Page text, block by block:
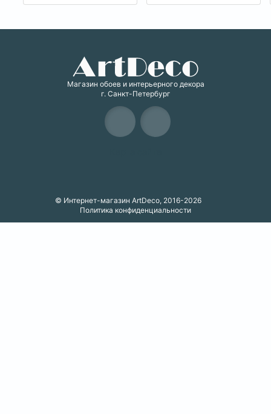
Магазин обоев и интерьерного декора
г. Санкт-Петербург
© Интернет-магазин ArtDeco, 2016-2026
Политика конфиденциальности